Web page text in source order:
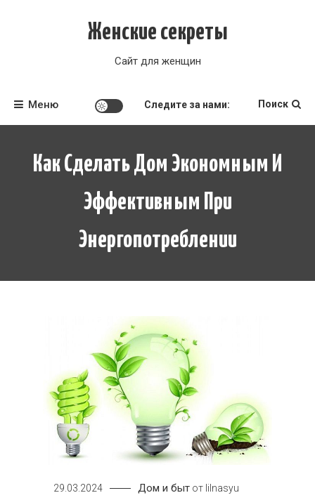
Женские секреты
Сайт для женщин
Меню Следите за нами: Поиск
Как Сделать Дом Экономным И
Эффективным При
Энергопотреблении
29.03.2024 Дом и бытот lilnasyu